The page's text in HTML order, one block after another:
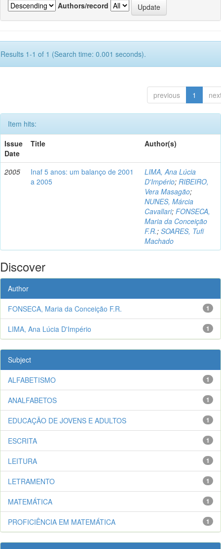
Authors/record
Results 1-1 of 1 (Search time: 0.001 seconds).
previous 1
Item hits:
Issue
Date
Title Author(s)
2005
Inaf 5 anos: um balanço de 2001
a 2005
LIMA, Ana Lúcia
D'Império; RIBEIRO,
Vera Masagão;
NUNES, Márcia
Cavallari; FONSECA,
Maria da Conceição
F.R.; SOARES, Tufi
Machado
Discover
Author
1
FONSECA, Maria da Conceição F.R.
1
LIMA, Ana Lúcia D'Império
Subject
1
ALFABETISMO
1
ANALFABETOS
1
EDUCAÇÃO DE JOVENS E ADULTOS
1
ESCRITA
1
LEITURA
1
LETRAMENTO
1
MATEMÁTICA
1
PROFICIÊNCIA EM MATEMÁTICA